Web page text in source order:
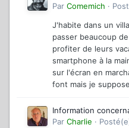
Par Comemich ·
J'habite dans un
passer beaucoup
profiter de leurs
smartphone à la
sur l'écran en
font mais je
Information
Par Charlie ·